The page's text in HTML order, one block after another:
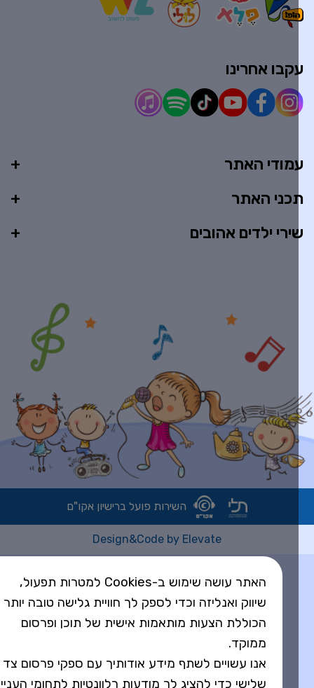
האתר
האתר
ילדים אהובים
אחרינו
השירות פועל ברישיון אקו"ם
Design&Code by Elevate
האתר עושה שימוש ב-Cookies למטרות תפעול,
שיווק ואנליזה וכדי לספק לך חוויית גלישה טובה יותר
הכוללת הצעות מותאמות אישית של תוכן ופרסום
ממוקד.
אנו עשויים לשתף מידע אודותיך עם ספקי פרסום צד
שלישי כדי להציג לך מודעות רלוונטיות לתחומי העניין